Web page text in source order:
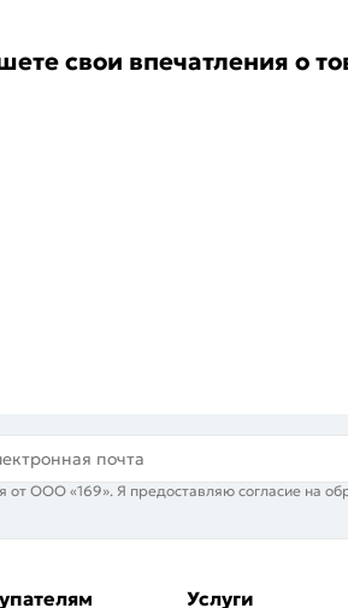
свои впечатления о
почта
ООО «169». Я предоставляю согласие на
Услуги